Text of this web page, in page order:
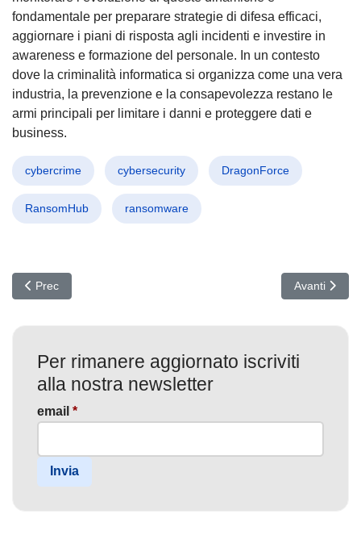
fondamentale per preparare strategie di difesa efficaci,
aggiornare i piani di risposta agli incidenti e investire in
awareness e formazione del personale. In un contesto
dove la criminalità informatica si organizza come una vera
industria, la prevenzione e la consapevolezza restano le
armi principali per limitare i danni e proteggere dati e
business.
cybercrime cybersecurity DragonForce
RansomHub ransomware
Articolo precedente: Retail sotto attacco: Violazioni SaaS e
Prec Articolo
Avanti
Per rimanere aggiornato iscriviti
alla nostra newsletter
email *
Invia